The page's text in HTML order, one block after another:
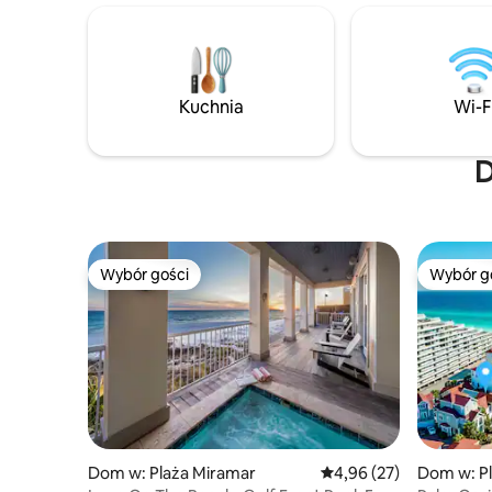
ZNIŻKI NA SIERPIEŃ/JESIEŃ! Więcej nocy
= większe oszczędności (z wyłączeniem
weekendu w Święto Pracy) Dlaczego
goście to uwielbiają: ・Kilka kroków od
nad wodą z widokiem na jezioro ・Sprzęt
sala gier
Big
świeżym
rodzin i
Kuchnia Wi-
Wybór gości
Wybór gości
Dom w: Plaża Miramar Średnia ocena: 4,96 na
4,96 (27)
Wybór
Wybór
Dom w: